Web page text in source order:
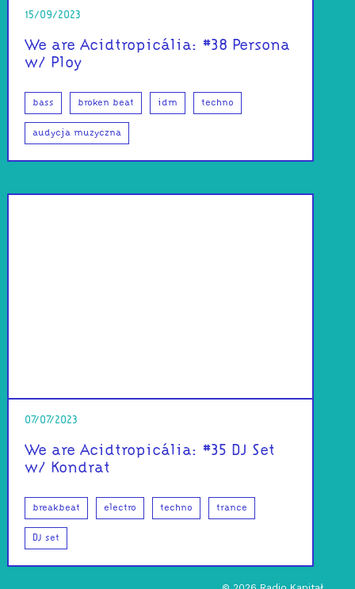
15/09/2023
We are Acidtropicália: #38 Persona
w/ Ploy
bass broken beat idm techno
audycja muzyczna
07/07/2023
We are Acidtropicália: #35 DJ Set
w/ Kondrat
breakbeat electro techno trance
DJ set